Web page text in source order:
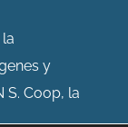
y
S. Coop, la